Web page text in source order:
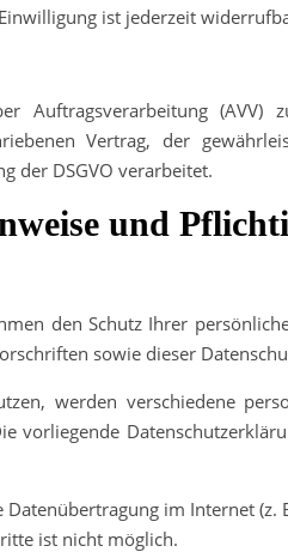
ist jederzeit
Auftragsverarbeitung
Vertrag, der
der DSGVO verarbeitet.
und
den Schutz Ihrer
sowie dieser
werden verschiedene
vorliegende
im Internet
ist nicht möglich.